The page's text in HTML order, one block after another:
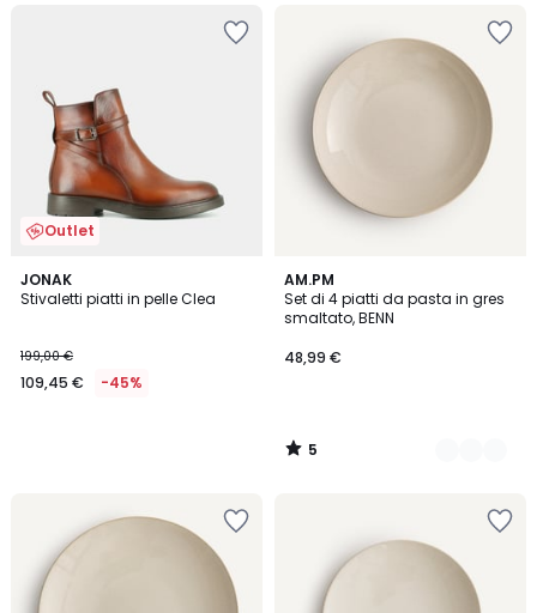
Outlet
JONAK
Stivaletti piatti in pelle Clea
199,00 €
109,45 € -45%
AM.PM
Set di 4 piatti da pasta in gres
smaltato, BENN
48,99 €
5
/
5
2
Colori
5
/